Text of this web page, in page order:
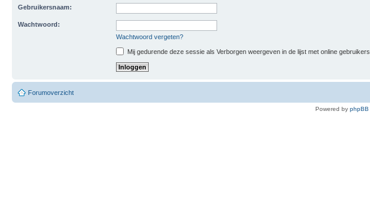
Gebruikersnaam:
Wachtwoord:
Wachtwoord vergeten?
Mij gedurende deze sessie als Verborgen weergeven in de lijst met online gebruikers.
Forumoverzicht
Powered by phpBB